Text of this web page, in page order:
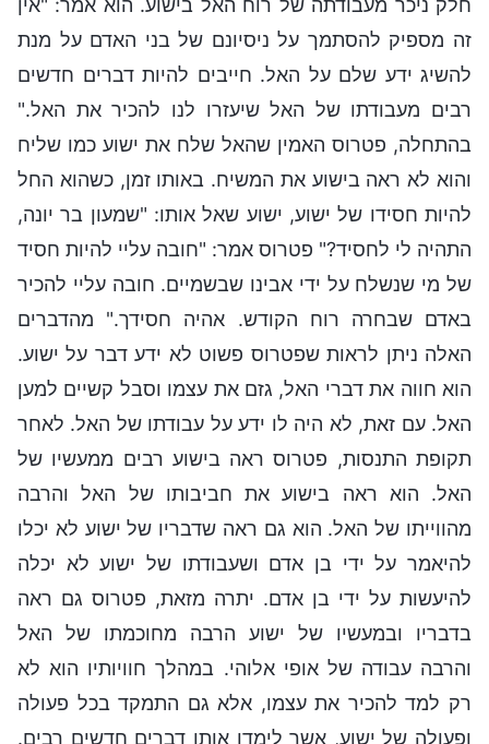
חלק ניכר מעבודתה של רוח האל בישוע. הוא אמר: "אין
זה מספיק להסתמך על ניסיונם של בני האדם על מנת
להשיג ידע שלם על האל. חייבים להיות דברים חדשים
רבים מעבודתו של האל שיעזרו לנו להכיר את האל."
בהתחלה, פטרוס האמין שהאל שלח את ישוע כמו שליח
והוא לא ראה בישוע את המשיח. באותו זמן, כשהוא החל
להיות חסידו של ישוע, ישוע שאל אותו: "שמעון בר יונה,
התהיה לי לחסיד?" פטרוס אמר: "חובה עליי להיות חסיד
של מי שנשלח על ידי אבינו שבשמיים. חובה עליי להכיר
באדם שבחרה רוח הקודש. אהיה חסידך." מהדברים
האלה ניתן לראות שפטרוס פשוט לא ידע דבר על ישוע.
הוא חווה את דברי האל, גזם את עצמו וסבל קשיים למען
האל. עם זאת, לא היה לו ידע על עבודתו של האל. לאחר
תקופת התנסות, פטרוס ראה בישוע רבים ממעשיו של
האל. הוא ראה בישוע את חביבותו של האל והרבה
מהווייתו של האל. הוא גם ראה שדבריו של ישוע לא יכלו
להיאמר על ידי בן אדם ושעבודתו של ישוע לא יכלה
להיעשות על ידי בן אדם. יתרה מזאת, פטרוס גם ראה
בדבריו ובמעשיו של ישוע הרבה מחוכמתו של האל
והרבה עבודה של אופי אלוהי. במהלך חוויותיו הוא לא
רק למד להכיר את עצמו, אלא גם התמקד בכל פעולה
ופעולה של ישוע, אשר לימדו אותו דברים חדשים רבים.